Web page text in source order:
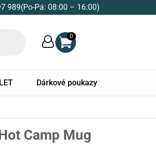
989(Po-Pá: 08:00 – 16:00)
0
Dárkové poukazy
Camp Mug